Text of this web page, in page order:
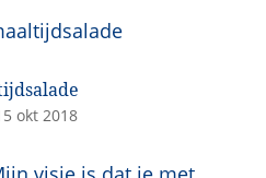
okt 2018